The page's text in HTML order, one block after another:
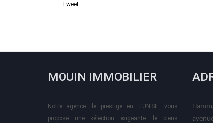
Tweet
MOUIN IMMOBILIER
Notre agence de prestige en TUNISIE vous
propose une sélection exigeante de biens